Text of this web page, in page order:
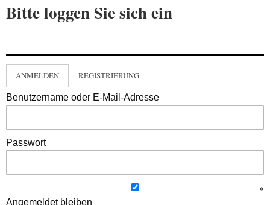
Bitte loggen Sie sich ein
ANMELDEN REGISTRIERUNG
Benutzername oder E-Mail-Adresse
Passwort
Angemeldet bleiben